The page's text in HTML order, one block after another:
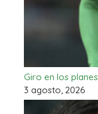
Giro en los
3 agosto, 2026